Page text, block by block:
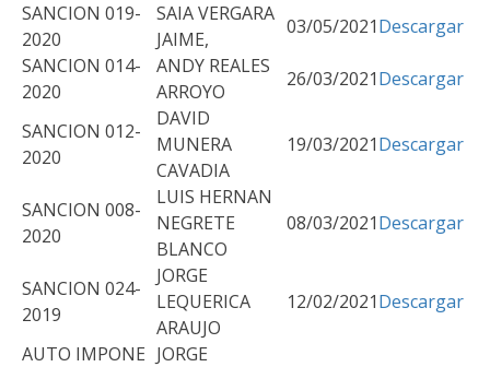
SANCION 019-
2020
SAIA VERGARA
JAIME,
03/05/2021Descargar
SANCION 014-
2020
ANDY REALES
ARROYO
26/03/2021Descargar
SANCION 012-
2020
DAVID
MUNERA
CAVADIA
19/03/2021Descargar
SANCION 008-
2020
LUIS HERNAN
NEGRETE
BLANCO
08/03/2021Descargar
SANCION 024-
2019
JORGE
LEQUERICA
ARAUJO
12/02/2021Descargar
AUTO IMPONE JORGE